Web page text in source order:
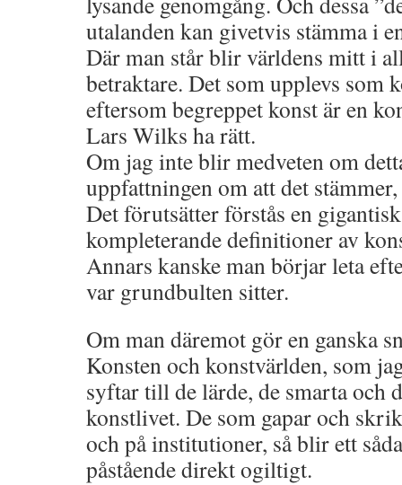
utalanden kan givetvis stämma i
Där man står blir världens mitt i
betraktare. Det som upplevs som
eftersom begreppet konst är en
Lars Wilks ha rätt.
Om jag inte blir medveten om
uppfattningen om att det
Det förutsätter förstås en
kompleterande definitioner av
Annars kanske man börjar leta
var grundbulten sitter.
Om man däremot gör en ganska
Konsten och konstvärlden, som
syftar till de lärde, de smarta och
konstlivet. De som gapar och
och på institutioner, så blir ett
påstående direkt ogiltigt.